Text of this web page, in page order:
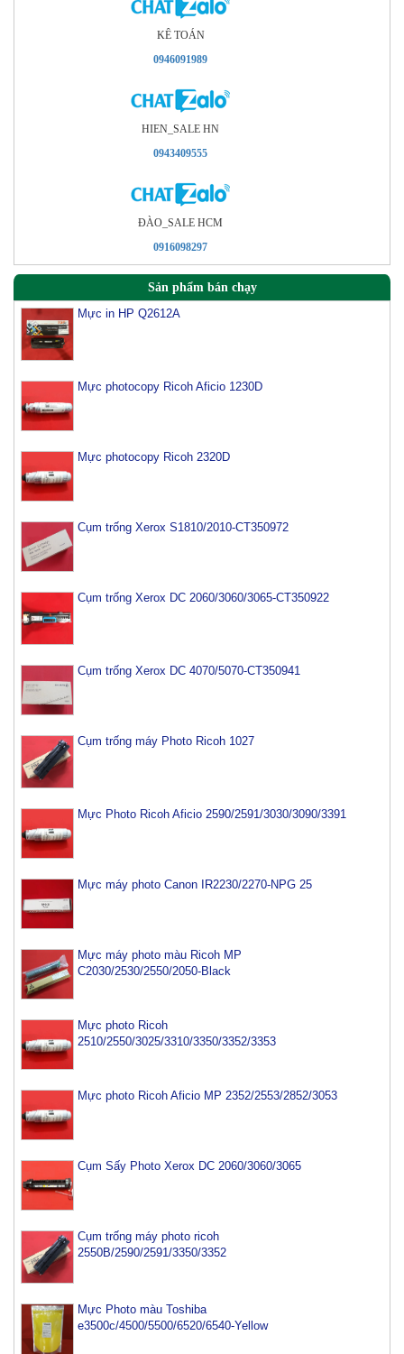
KÊ TOÁN
0946091989
HIEN_SALE HN
0943409555
ÐÀO_SALE HCM
0916098297
Sản phẩm bán chạy
Mực in HP Q2612A
Mực photocopy Ricoh Aficio 1230D
Mực photocopy Ricoh 2320D
Cụm trống Xerox S1810/2010-CT350972
Cụm trống Xerox DC 2060/3060/3065-CT350922
Cụm trống Xerox DC 4070/5070-CT350941
Cụm trống máy Photo Ricoh 1027
Mực Photo Ricoh Aficio 2590/2591/3030/3090/3391
Mực máy photo Canon IR2230/2270-NPG 25
Mực máy photo màu Ricoh MP
C2030/2530/2550/2050-Black
Mực photo Ricoh
2510/2550/3025/3310/3350/3352/3353
Mực photo Ricoh Aficio MP 2352/2553/2852/3053
Cụm Sấy Photo Xerox DC 2060/3060/3065
Cụm trống máy photo ricoh
2550B/2590/2591/3350/3352
Mực Photo màu Toshiba
e3500c/4500/5500/6520/6540-Yellow